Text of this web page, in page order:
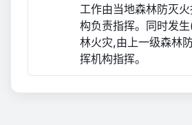
工作由当地森林防灭
构负责指挥。同时发
林火灾,由上一级森林
挥机构指挥。